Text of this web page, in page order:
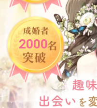
2000